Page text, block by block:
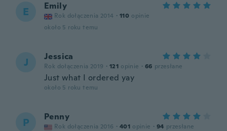
E Emily
Rok dołączenia 2014 · 110 opinie
około 5 roku temu
J Jessica
Rok dołączenia 2019 · 121 opinie · 66 przesłane
Just what I ordered yay
około 5 roku temu
P Penny
Rok dołączenia 2016 · 401 opinie · 94 przesłane